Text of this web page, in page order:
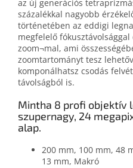
az új generációs
százalékkal nagyobb
történetében az eddigi
megfelelő
zoom¬mal, ami
zoomtartományt tesz
komponálhatsz csodás
távolságból is.
Mintha 8 profi objektív
szupernagy, 24
alap.
200 mm, 100 mm, 48
13 mm, Makró